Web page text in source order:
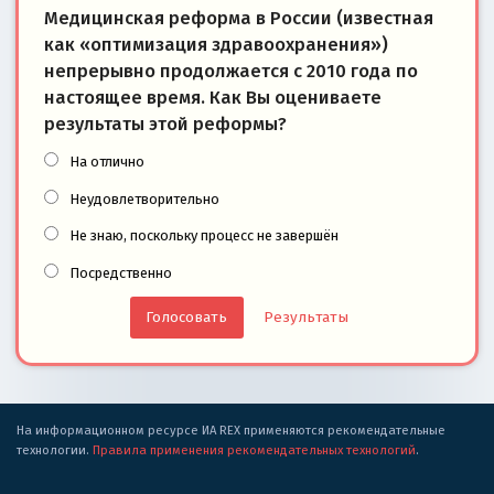
Медицинская реформа в России (известная
как «оптимизация здравоохранения»)
непрерывно продолжается с 2010 года по
настоящее время. Как Вы оцениваете
результаты этой реформы?
На отлично
Неудовлетворительно
Не знаю, поскольку процесс не завершён
Посредственно
Результаты
На информационном ресурсе ИА REX применяются рекомендательные
технологии. Правила применения рекомендательных технологий.